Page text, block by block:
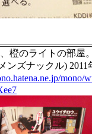
橙のライトの部屋
ンズナックル) 2011
mono/